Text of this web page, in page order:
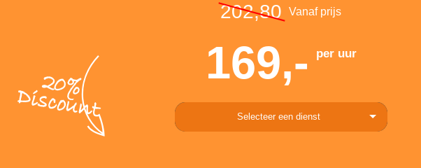
20%
Discount
202,80 Vanaf prijs
169,- per uur
Selecteer een dienst